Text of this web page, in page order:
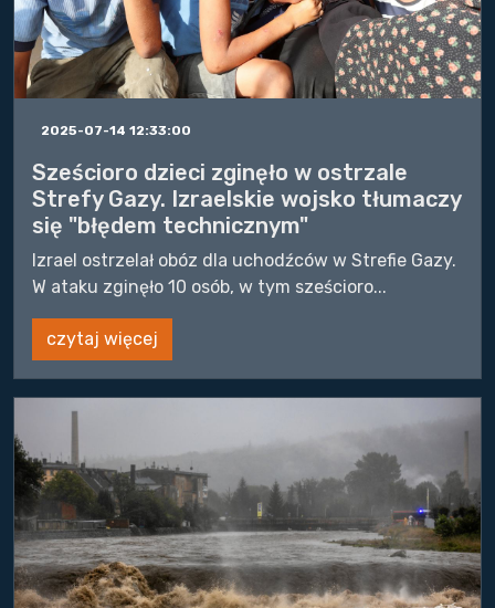
2025-07-14 12:33:00
Sześcioro dzieci zginęło w ostrzale
Strefy Gazy. Izraelskie wojsko tłumaczy
się "błędem technicznym"
Izrael ostrzelał obóz dla uchodźców w Strefie Gazy.
W ataku zginęło 10 osób, w tym sześcioro...
czytaj więcej